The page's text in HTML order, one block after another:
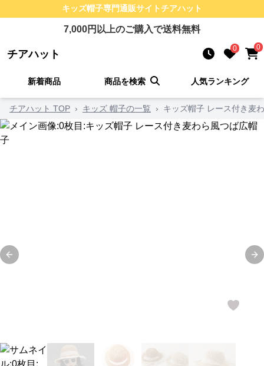
キッズ帽子専門通販サイトチアハット
7,000円以上のご購入で送料無料
チアハット 0 0
新着商品 商品を検索 人気ランキング
チアハット TOP › キッズ 帽子の一覧 › キッズ帽子 レース付き麦
Previous slide